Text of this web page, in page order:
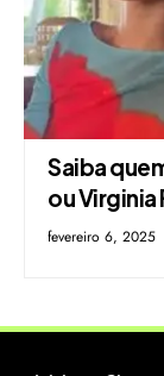
Saiba
ou Virginia
fevereiro 6, 2025